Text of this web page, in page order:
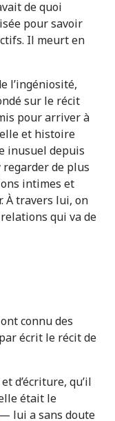
de quoi
pour savoir
Il meurt en
l’ingéniosité,
sur le récit
pour arriver à
et histoire
inusuel depuis
regarder de plus
intimes et
À travers lui, on
qui va de
connu des
écrit le récit de
d’écriture, qu’il
était le
lui a sans doute